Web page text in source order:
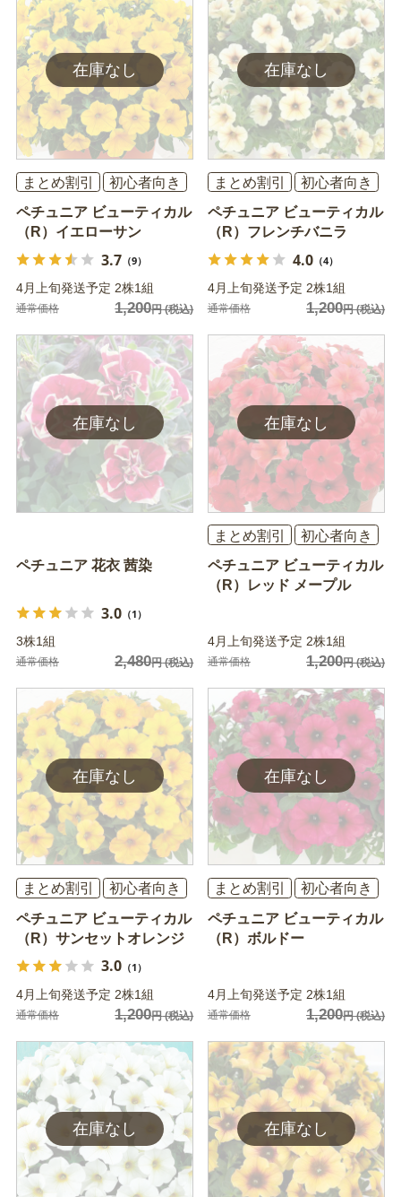
まとめ割引
初心者向き
ペチュニア ビューティカル
（R）イエローサン
3.7（9）
4月上旬発送予定 2株1組
通常価格 1,200円(税込)
まとめ割引
初心者向き
ペチュニア ビューティカル
（R）フレンチバニラ
4.0（4）
4月上旬発送予定 2株1組
通常価格 1,200円(税込)
ペチュニア 花衣 茜染
3.0（1）
3株1組
通常価格 2,480円(税込)
まとめ割引
初心者向き
ペチュニア ビューティカル
（R）レッド メープル
4月上旬発送予定 2株1組
通常価格 1,200円(税込)
まとめ割引
初心者向き
ペチュニア ビューティカル
（R）サンセットオレンジ
3.0（1）
4月上旬発送予定 2株1組
通常価格 1,200円(税込)
まとめ割引
初心者向き
ペチュニア ビューティカル
（R）ボルドー
4月上旬発送予定 2株1組
通常価格 1,200円(税込)